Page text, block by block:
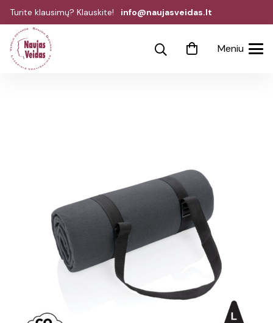
Turite klausimų? Klauskite! info@naujasveidas.lt
Meniu